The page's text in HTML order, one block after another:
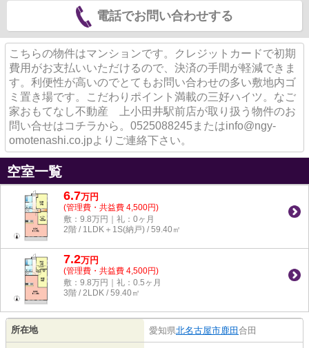
電話でお問い合わせする
こちらの物件はマンションです。クレジットカードで初期
費用がお支払いいただけるので、決済の手間が軽減できま
す。利便性が高いのでとてもお問い合わせの多い敷地内ゴ
ミ置き場です。こだわりポイント満載の三好ハイツ。なご
家おもてなし不動産 上小田井駅前店が取り扱う物件のお
問い合せはコチラから。0525088245またはinfo@ngy-
omotenashi.co.jpよりご連絡下さい。
空室一覧
6.7万円
(管理費・共益費 4,500円)
敷：9.8万円｜礼：0ヶ月
2階 / 1LDK＋1S(納戸) / 59.40㎡
7.2万円
(管理費・共益費 4,500円)
敷：9.8万円｜礼：0.5ヶ月
3階 / 2LDK / 59.40㎡
所在地 愛知県北名古屋市鹿田 合田